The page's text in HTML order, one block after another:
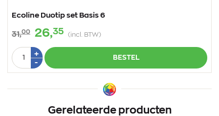
Ecoline Duotip set Basis 6
31,00 26,35 (incl. BTW)
Aantal
+Plus
-Min
1
BESTEL
Gerelateerde producten